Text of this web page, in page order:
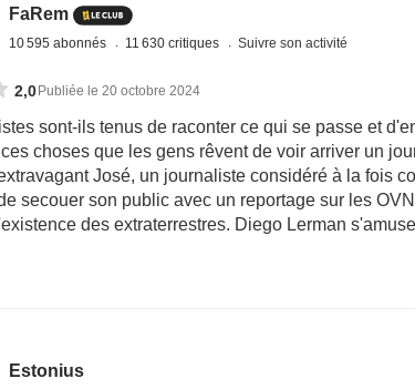
FaRem
10 595 abonnés 11 630 critiques Suivre son activité
2,0 Publiée le 20 octobre 2024
sont-ils tenus de raconter ce qui se passe et
choses que les gens rêvent de voir arriver un
José, un journaliste considéré à la fois
secouer son public avec un reportage sur les
des extraterrestres. Diego Lerman
Estonius